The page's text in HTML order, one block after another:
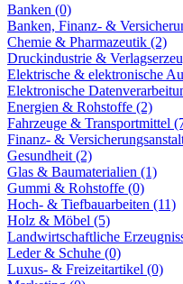
Banken (0)
Banken, Finanz- &
Chemie & Pharmazeutik (2)
Druckindustrie &
Elektrische & elektronische
Elektronische
Energien & Rohstoffe (2)
Fahrzeuge & Transportmittel
Finanz- &
Gesundheit (2)
Glas & Baumaterialien (1)
Gummi & Rohstoffe (0)
Hoch- & Tiefbauarbeiten (11)
Holz & Möbel (5)
Landwirtschaftliche
Leder & Schuhe (0)
Luxus- & Freizeitartikel (0)